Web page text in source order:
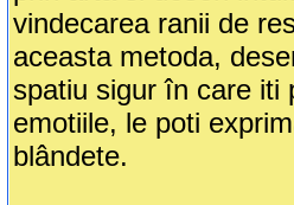
vindecarea ranii de
aceasta metoda,
spatiu sigur în care iti
emotiile, le poti
blândete.